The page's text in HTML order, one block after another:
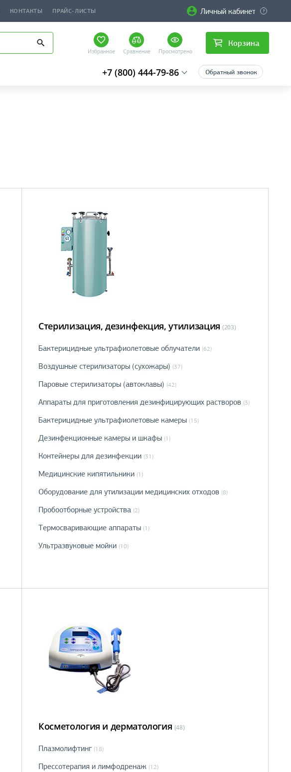
КОНТАКТЫ ПРАЙС-ЛИСТЫ Личный кабинет
Избранное Сравнение Просмотрено
Корзина
+7 (800) 444-79-86 Обратный звонок
Стерилизация, дезинфекция, утилизация (203)
Бактерицидные ультрафиолетовые облучатели (62)
Воздушные стерилизаторы (сухожары) (37)
Паровые стерилизаторы (автоклавы) (42)
Аппараты для приготовления дезинфицирующих растворов (3)
Бактерицидные ультрафиолетовые камеры (15)
Дезинфекционные камеры и шкафы (1)
Контейнеры для дезинфекции (31)
Медицинские кипятильники (1)
Оборудование для утилизации медицинских отходов (8)
Пробоотборные устройства (2)
Термосваривающие аппараты (1)
Ультразвуковые мойки (10)
Косметология и дерматология (48)
Плазмолифтинг (18)
Прессотерапия и лимфодренаж (12)